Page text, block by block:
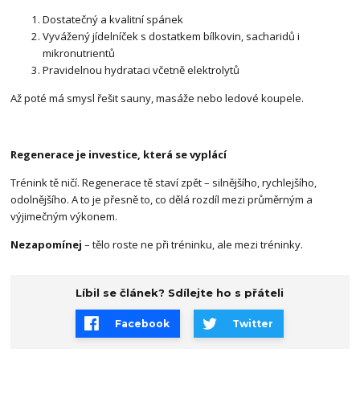
Dostatečný a kvalitní spánek
Vyvážený jídelníček s dostatkem bílkovin, sacharidů i
mikronutrientů
Pravidelnou hydrataci včetně elektrolytů
Až poté má smysl řešit sauny, masáže nebo ledové koupele.
Regenerace je investice, která se vyplácí
Trénink tě ničí. Regenerace tě staví zpět – silnějšího, rychlejšího,
odolnějšího. A to je přesně to, co dělá rozdíl mezi průměrným a
výjimečným výkonem.
Nezapomínej – tělo roste ne při tréninku, ale mezi tréninky.
Líbil se článek? Sdílejte ho s přáteli
Facebook Twitter